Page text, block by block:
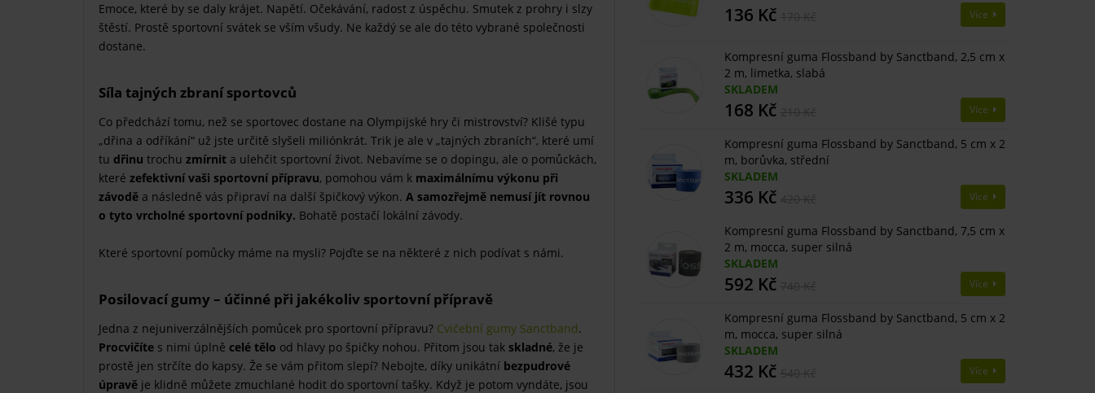
Emoce, které by se daly krájet. Napětí. Očekávání, radost z úspěchu. Smutek z prohry i slzy
štěstí. Prostě sportovní svátek se vším všudy. Ne každý se ale do této vybrané společnosti
dostane.
Síla tajných zbraní sportovců
Co předchází tomu, než se sportovec dostane na Olympijské hry či mistrovství? Klišé typu
„dřina a odříkání“ už jste určitě slyšeli miliónkrát. Trik je ale v „tajných zbraních“, které umí
tu dřinu trochu zmírnit a ulehčit sportovní život. Nebavíme se o dopingu, ale o pomůckách,
které zefektivní vaši sportovní přípravu, pomohou vám k maximálnímu výkonu při
závodě a následně vás připraví na další špičkový výkon. A samozřejmě nemusí jít rovnou
o tyto vrcholné sportovní podniky. Bohatě postačí lokální závody.
Které sportovní pomůcky máme na mysli? Pojďte se na některé z nich podívat s námi.
Posilovací gumy – účinné při jakékoliv sportovní přípravě
Jedna z nejuniverzálnějších pomůcek pro sportovní přípravu? Cvičební gumy Sanctband.
Procvičíte s nimi úplně celé tělo od hlavy po špičky nohou. Přitom jsou tak skladné, že je
prostě jen strčíte do kapsy. Že se vám přitom slepí? Nebojte, díky unikátní bezpudrové
úpravě je klidně můžete zmuchlané hodit do sportovní tašky. Když je potom vyndáte, jsou
136 Kč Více
Kompresní guma Flossband by Sanctband, 2,5 cm x
2 m, limetka, slabá
SKLADEM
168 Kč Více
Kompresní guma Flossband by Sanctband, 5 cm x 2
m, borůvka, střední
SKLADEM
336 Kč Více
Kompresní guma Flossband by Sanctband, 7,5 cm x
2 m, mocca, super silná
SKLADEM
592 Kč Více
Kompresní guma Flossband by Sanctband, 5 cm x 2
m, mocca, super silná
SKLADEM
432 Kč Více